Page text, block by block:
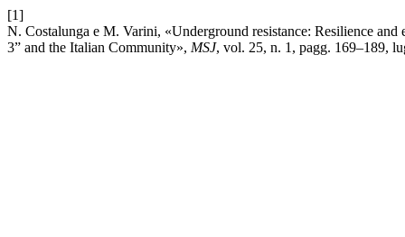
[1]
N. Costalunga e M. Varini, «Underground resistance: Resilience
3” and the Italian Community», MSJ, vol. 25, n. 1, pagg. 169–189,